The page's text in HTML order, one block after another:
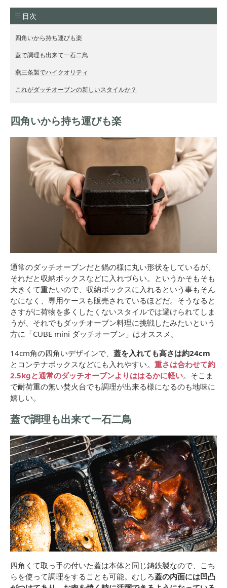
目次
四角いから持ち運びも楽
蓋で調理も出来て一石二鳥
燕三条製でハイクオリティ
これがダッチオーブンの新しいスタイルか？
四角いから持ち運びも楽
通常のダッチオーブンだと鍋の様に丸い形状をしているが、
それだと収納ボックスなどに入れづらい。というかそもそも
大きくて重たいので、収納ボックスに入れるという事もそん
なになく、専用ケースも販売されているほどだ。そうなると
さすがに荷物を多くしたくないスタイルでは避けられてしま
うが、それでもダッチオーブン料理に挑戦したみたいという
方に「CUBE mini ダッチオーブン」はオススメ。
14cm角の四角いデザインで、 蓋を入れても高さは約24cm
とコンテナボックスなどにも入れやすい。 重さは合わせて約
2.5kgと通常のダッチオーブンよりははるかに軽い。そこま
で耐荷重の無い焚火台でも調理が出来る様になるのも地味に
嬉しい。
蓋で調理も出来て一石二鳥
四角くて取っ手の付いた蓋は本体と同じ鋳鉄製なので、こち
らを使って調理をすることも可能。むしろ蓋の内面には凹凸